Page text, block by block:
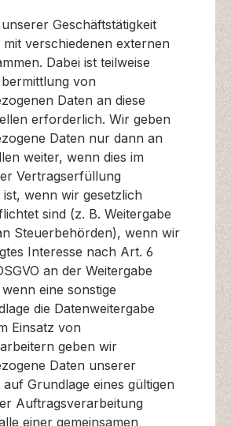
Geschäftstätigkeit
verschiedenen externen
Dabei ist teilweise
von
Daten an diese
erforderlich. Wir geben
Daten nur dann an
weiter, wenn dies im
Vertragserfüllung
wenn wir gesetzlich
sind (z. B. Weitergabe
Steuerbehörden), wenn wir
Interesse nach Art. 6
an der Weitergabe
eine sonstige
die Datenweitergabe
Einsatz von
geben wir
Daten unserer
Grundlage eines gültigen
Auftragsverarbeitung
einer gemeinsamen